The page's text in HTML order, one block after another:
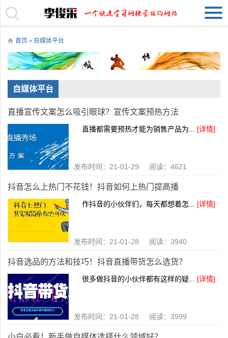
首页 » 自媒体平台
自媒体平台
直播宣传文案怎么吸引眼球？宣传文案预热方法
直播都需要预热才能为销售产品为... [详情]
发布时间：21-01-29 阅读：4621
抖音怎么上热门不花钱！抖音如何上热门提高播
作抖音的小伙伴们，每天都想着怎... [详情]
发布时间：21-01-28 阅读：3940
抖音选品的方法和技巧！抖音直播带货怎么选货？
很多做抖音的小伙伴都有这样的疑... [详情]
发布时间：21-01-28 阅读：3999